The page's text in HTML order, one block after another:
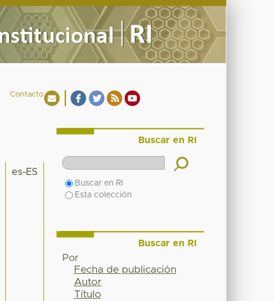
Contacto
es-ES
Buscar en RI
Buscar en RI
Esta colección
Buscar en RI
Por
Fecha de publicación
Autor
Título